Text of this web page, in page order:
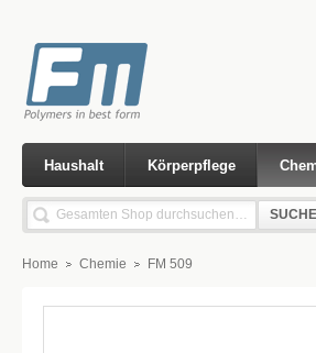
Haushalt Körperpflege
SUCHE
Home Chemie FM 509